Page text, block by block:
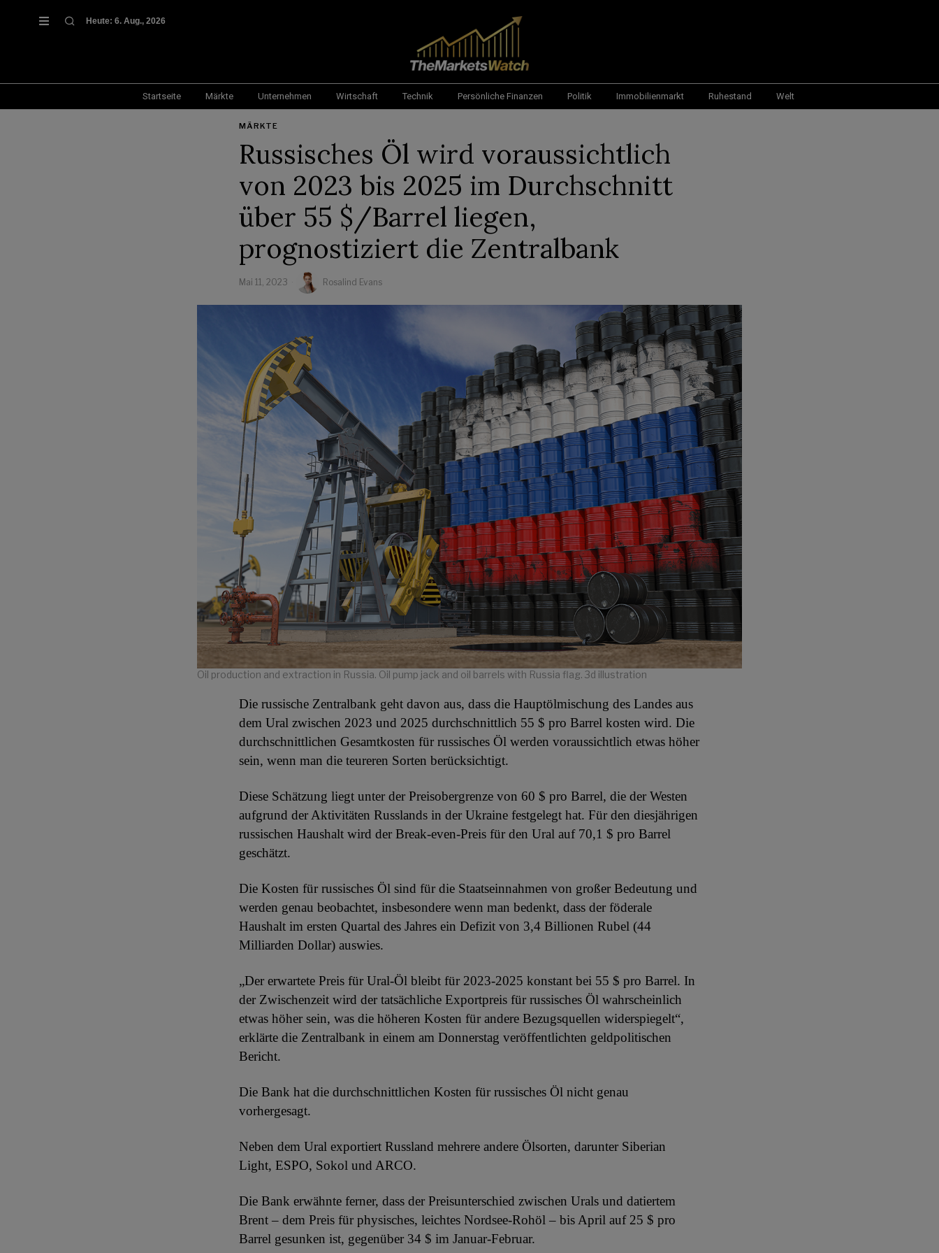
Heute: 6. Aug., 2026
Startseite Märkte Unternehmen Wirtschaft Technik Persönliche Finanzen Politik Immobilienmarkt Ruhestand Welt
MÄRKTE
Russisches Öl wird voraussichtlich
von 2023 bis 2025 im Durchschnitt
über 55 $/Barrel liegen,
prognostiziert die Zentralbank
Mai 11, 2023 Rosalind Evans
Oil production and extraction in Russia. Oil pump jack and oil barrels with Russia flag. 3d illustration
Die russische Zentralbank geht davon aus, dass die Hauptölmischung des Landes aus
dem Ural zwischen 2023 und 2025 durchschnittlich 55 $ pro Barrel kosten wird. Die
durchschnittlichen Gesamtkosten für russisches Öl werden voraussichtlich etwas höher
sein, wenn man die teureren Sorten berücksichtigt.
Diese Schätzung liegt unter der Preisobergrenze von 60 $ pro Barrel, die der Westen
aufgrund der Aktivitäten Russlands in der Ukraine festgelegt hat. Für den diesjährigen
russischen Haushalt wird der Break-even-Preis für den Ural auf 70,1 $ pro Barrel
geschätzt.
Die Kosten für russisches Öl sind für die Staatseinnahmen von großer Bedeutung und
werden genau beobachtet, insbesondere wenn man bedenkt, dass der föderale
Haushalt im ersten Quartal des Jahres ein Defizit von 3,4 Billionen Rubel (44
Milliarden Dollar) auswies.
„Der erwartete Preis für Ural-Öl bleibt für 2023-2025 konstant bei 55 $ pro Barrel. In
der Zwischenzeit wird der tatsächliche Exportpreis für russisches Öl wahrscheinlich
etwas höher sein, was die höheren Kosten für andere Bezugsquellen widerspiegelt“,
erklärte die Zentralbank in einem am Donnerstag veröffentlichten geldpolitischen
Bericht.
Die Bank hat die durchschnittlichen Kosten für russisches Öl nicht genau
vorhergesagt.
Neben dem Ural exportiert Russland mehrere andere Ölsorten, darunter Siberian
Light, ESPO, Sokol und ARCO.
Die Bank erwähnte ferner, dass der Preisunterschied zwischen Urals und datiertem
Brent – dem Preis für physisches, leichtes Nordsee-Rohöl – bis April auf 25 $ pro
Barrel gesunken ist, gegenüber 34 $ im Januar-Februar.